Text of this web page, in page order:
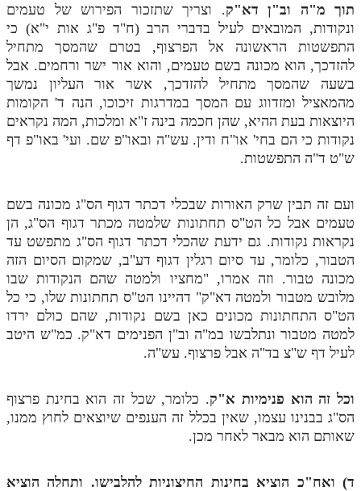
תוך מ"ה וב"ן דא"ק. וצריך שתזכור הפירוש של טעמים
ונקודות, המובאים לעיל בדברי הרב (ח"ד פ"ג אות י"א) כי
התפשטות הראשונה אל הפרצוף, בטרם שהמסך מתחיל
להזדכך, הוא מכונה בשם טעמים, והוא אור ישר ורחמים. אבל
בשעה שהמסך מתחיל להזדכך, אשר אור העליון נמשך
מהמאציל ומזדווג עם המסך במדרגות זיכוכו, הנה ד' הקומות
היוצאות בעת ההיא, שהן חכמה בינה ז"א ומלכות, המה נקראים
נקודות כי הם בחי' או"ח ודין. עש"ה ובאו"פ שם. ועי' באו"פ דף
ש"ט ד"ה התפשטות.
ועם זה תבין שרק האורות שבכלי דכתר דגוף הס"ג מכונה בשם
טעמים אבל כל הט"ס תחתונות שלמטה מכתר דגוף הס"ג, הן
נקראות נקודות. גם ידעת שהכלי דכתר דגוף הס"ג מתפשט עד
הטבור, כלומר, עד סיום רגלין דגוף דע"ב, שמקום הסיום הזה
מכונה טבור. וזה אמרו, "מחציו ולמטה שהם הנקודות שבו
מלובש מטבור ולמטה דא"ק" דהיינו הט"ס תחתונות שלו, כי כל
הט"ס התחתונות מכונים כאן בשם נקודות, שהם כולם ירדו
למטה מטבור ונתלבשו במ"ה וב"ן הפנימים דא"ק. כמ"ש היטב
לעיל דף ש"צ בד"ה אבל פרצוף. עש"ה.
וכל זה הוא פנימיות א"ק. כלומר, שכל זה הוא בחינת פרצוף
הס"ג בבנינו עצמו, שאין בכלל זה הענפים שיוצאים לחוץ ממנו,
שאותם הוא מבאר לאחר מכן.
ד) ואח"כ הוציא בחינות החיצוניות להלבישו. ותחלה הוציא